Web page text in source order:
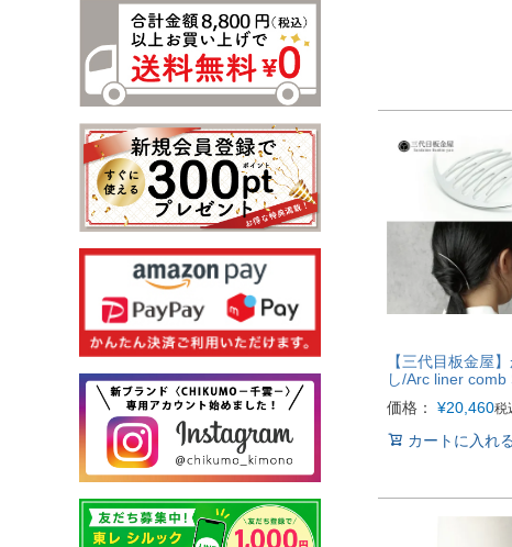
【三代目板金屋
し/Arc liner comb
価格：
¥20,460税
カートに入れる